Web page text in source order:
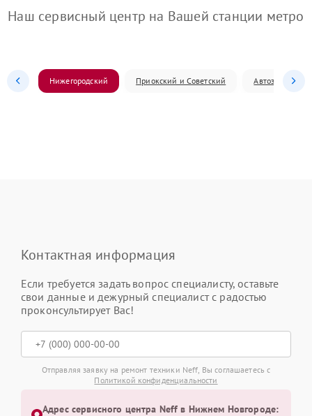
Наш сервисный центр на Вашей станции метро
Нижегородский Приокский и Советский Автозаводский
Контактная информация
Если требуется задать вопрос специалисту, оставьте
свои данные и дежурный специалист с радостью
проконсультирует Вас!
Отправляя заявку на ремонт техники Neff, Вы соглашаетесь с
Политикой конфиденциальности
Адрес сервисного центра Neff в Нижнем Новгороде: